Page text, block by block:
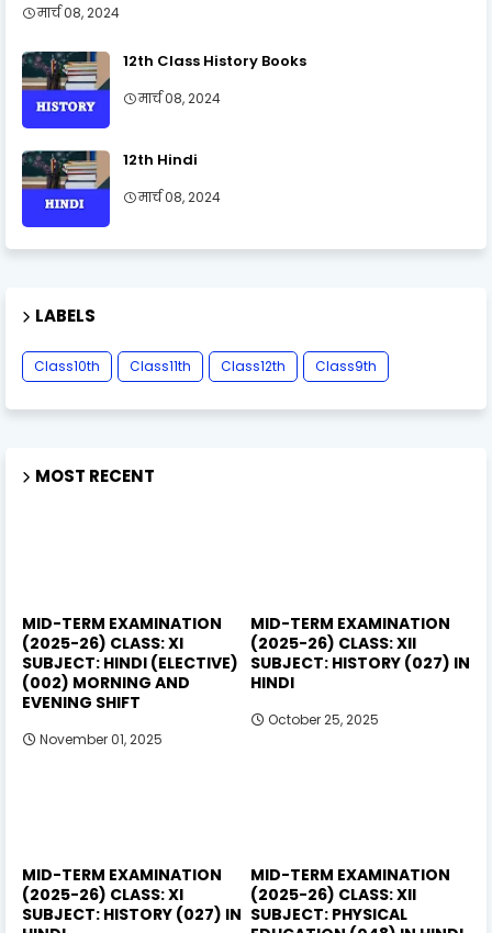
मार्च 08, 2024
12th Class History Books
मार्च 08, 2024
12th Hindi
मार्च 08, 2024
LABELS
Class10th Class11th Class12th Class9th
MOST RECENT
MID-TERM EXAMINATION
(2025-26) CLASS: XI
SUBJECT: HINDI (ELECTIVE)
(002) MORNING AND
EVENING SHIFT
November 01, 2025
MID-TERM EXAMINATION
(2025-26) CLASS: XII
SUBJECT: HISTORY (027) IN
HINDI
October 25, 2025
MID-TERM EXAMINATION
(2025-26) CLASS: XI
SUBJECT: HISTORY (027) IN
MID-TERM EXAMINATION
(2025-26) CLASS: XII
SUBJECT: PHYSICAL